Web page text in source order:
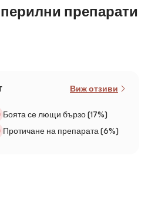
препарати
Виж отзиви
Боята се лющи бързо (17%)
Протичане на препарата (6%)